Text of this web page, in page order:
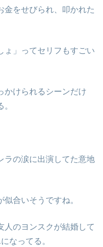
金をせびられ、叩かれた
ょ」ってセリフもすごい
かけられるシーンだけ
ラの涙に出演してた意地
合いそうですね。
人のヨンスクが結婚して
なってる。